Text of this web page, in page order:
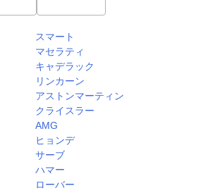
スマート
マセラティ
キャデラック
リンカーン
アストンマーティン
クライスラー
AMG
ヒョンデ
サーブ
ハマー
ローバー